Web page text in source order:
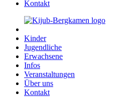
Kontakt
Kinder
Jugendliche
Erwachsene
Infos
Veranstaltungen
Über uns
Kontakt